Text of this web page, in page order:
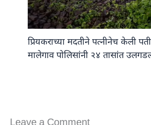
प्रियकराच्या मदतीने पत्नीनेच केली
मालेगाव पोलिसांनी २४ तासांत